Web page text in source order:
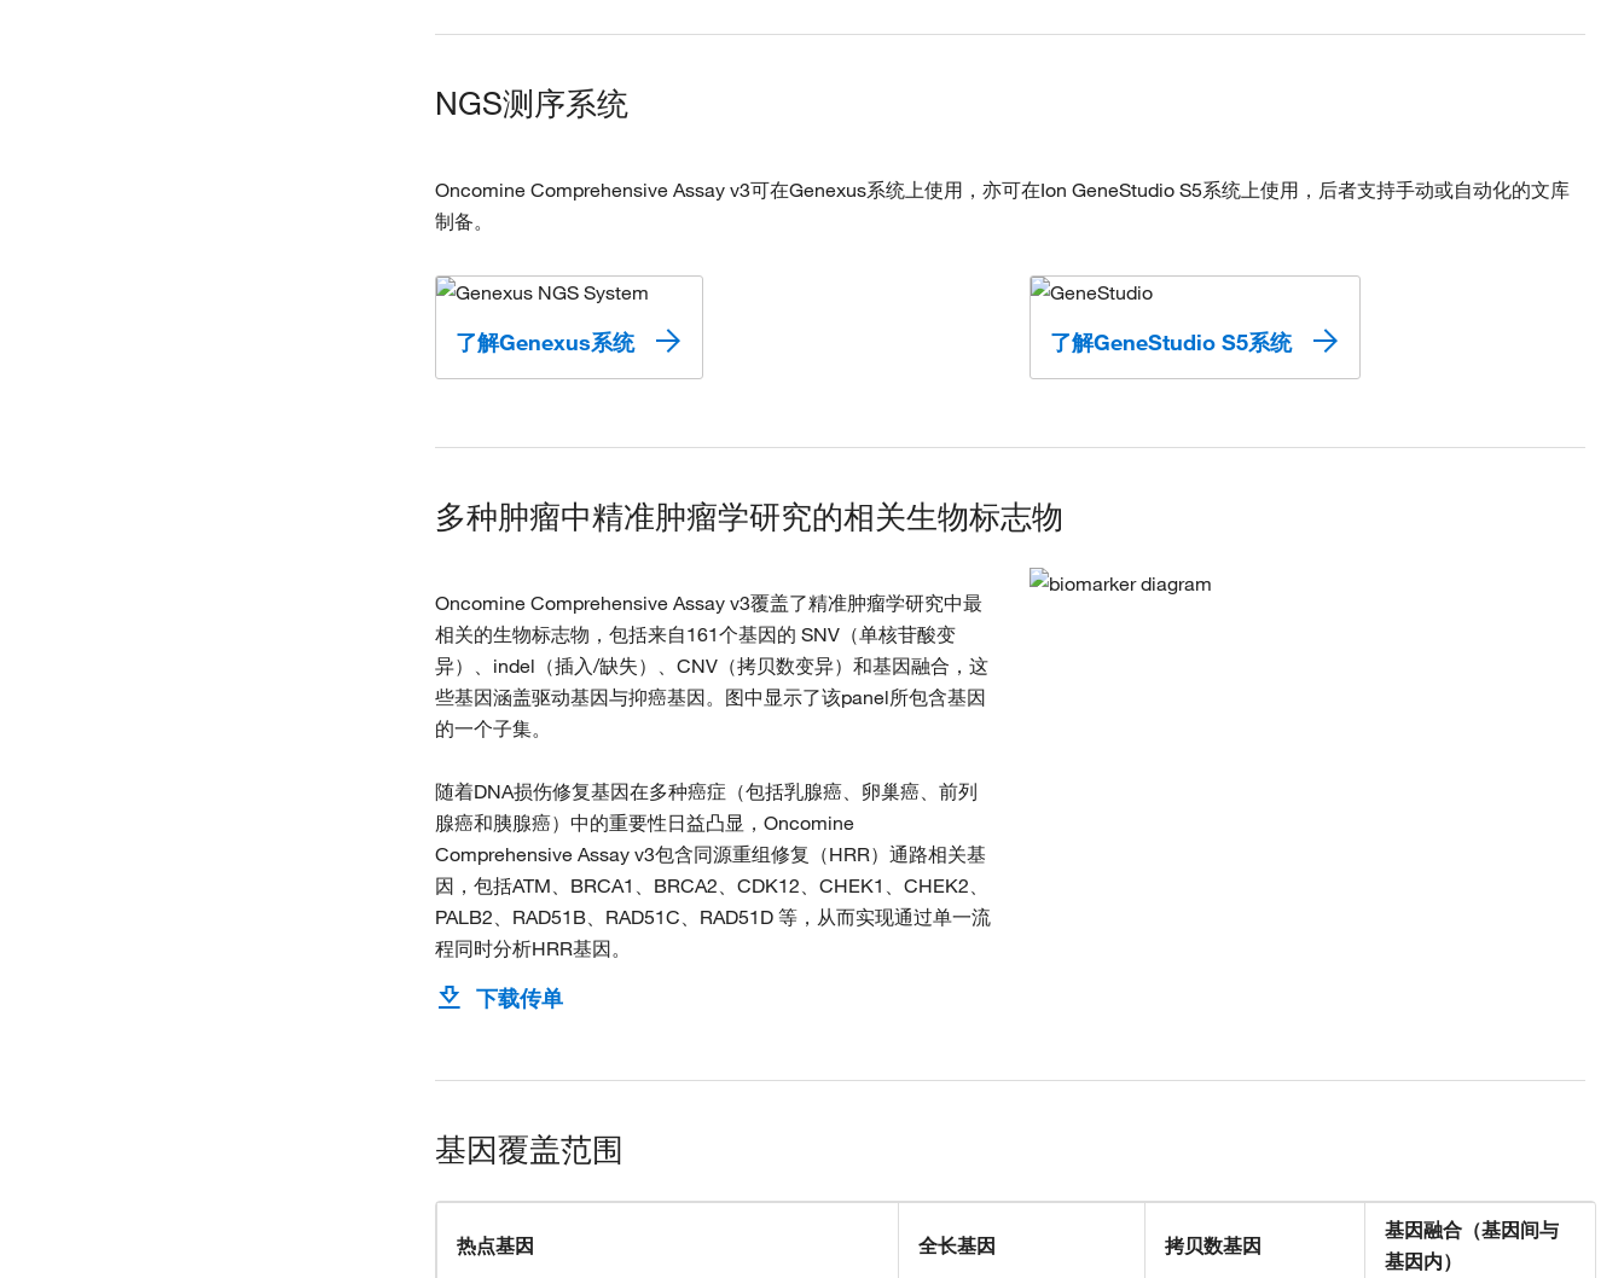
NGS测序系统
Oncomine Comprehensive Assay v3可在Genexus系统上使用，亦可在Ion GeneStudio S5系统上使用，后者支持手动或自动化的文库
制备。
了解Genexus系统 了解GeneStudio S5系统
多种肿瘤中精准肿瘤学研究的相关生物标志物
Oncomine Comprehensive Assay v3覆盖了精准肿瘤学研究中最
相关的生物标志物，包括来自161个基因的 SNV（单核苷酸变
异）、indel（插入/缺失）、CNV（拷贝数变异）和基因融合，这
些基因涵盖驱动基因与抑癌基因。图中显示了该panel所包含基因
的一个子集。
随着DNA损伤修复基因在多种癌症（包括乳腺癌、卵巢癌、前列
腺癌和胰腺癌）中的重要性日益凸显，Oncomine
Comprehensive Assay v3包含同源重组修复（HRR）通路相关基
因，包括ATM、BRCA1、BRCA2、CDK12、CHEK1、CHEK2、
PALB2、RAD51B、RAD51C、RAD51D 等，从而实现通过单一流
程同时分析HRR基因。
下载传单
基因覆盖范围
热点基因 全长基因 拷贝数基因
基因融合（基因间与
基因内）